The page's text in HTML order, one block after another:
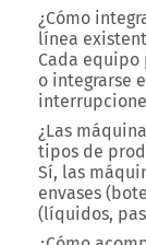
¿Cómo
línea
Cada equipo
o integrarse
¿Las
tipos de
Sí, las
envases
(líquidos,